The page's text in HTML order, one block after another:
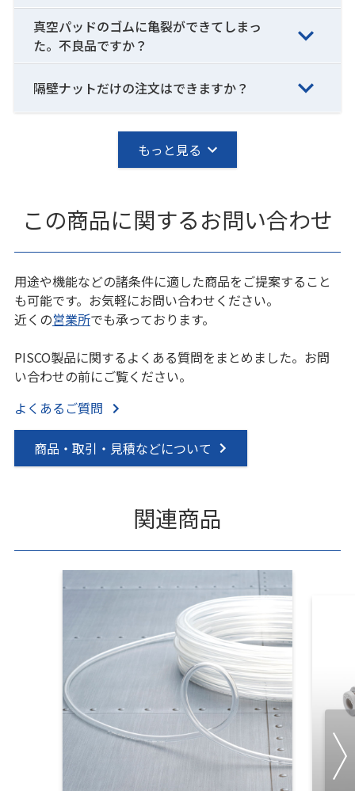
真空パッドのゴムに亀裂ができてしまっ
た。不良品ですか？
隔壁ナットだけの注文はできますか？
もっと見る
この商品に関するお問い合わせ
用途や機能などの諸条件に適した商品をご提案すること
も可能です。お気軽にお問い合わせください。
近くの営業所でも承っております。
PISCO製品に関するよくある質問をまとめました。お問
い合わせの前にご覧ください。
よくあるご質問
商品・取引・見積などについて
関連商品